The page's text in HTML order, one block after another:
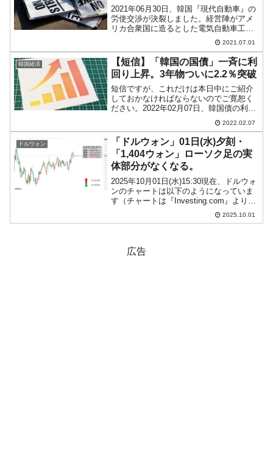
2021年06月30日、韓国『現代自動車』の
労使交渉が決裂しました。経営陣がアメ
リカ合衆国に造るとした電気自動車工場
への投資（米韓首脳会談の手土産になっ
た）に協約違反との声を上げていた同社
労働組合。『現代自動車』経営陣から提
示された条件に納...
2021.07.01
韓国経済
【短信】「韓国の国債」一斉に利
回り上昇。3年物ついに2.2％突破
短信ですが、これだけは本日中にご紹介
しておかなければならないのでご寛恕く
ださい。2022年02月07日、韓国債の利回
りが一挙に上昇しました。以下をご覧く
ださい。韓国債1年物以外は全て上昇して
います。ついに、最も枚数の多い韓国債3
年物の利回り...
2022.02.07
ドルウォン
「ドルウォン」01日(水)夕刻・
「1,404ウォン」ローソク足の実
体部分がなくなる。
2025年10月01日(水)15:30現在、ドルウォ
ンのチャートは以下のようになっていま
す（チャートは『Investing.com』より引
用）。ローソク足の実体部分がなくなり
ました。ウォン高方向二抑え込まれてい
2025.10.01
広告